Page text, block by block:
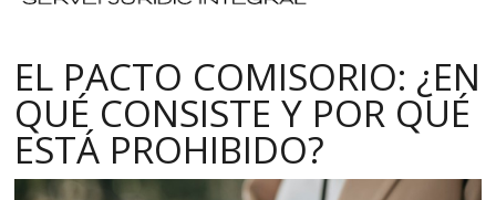
EL PACTO COMISORIO: ¿EN
QUÉ CONSISTE Y POR QUÉ
ESTÁ PROHIBIDO?